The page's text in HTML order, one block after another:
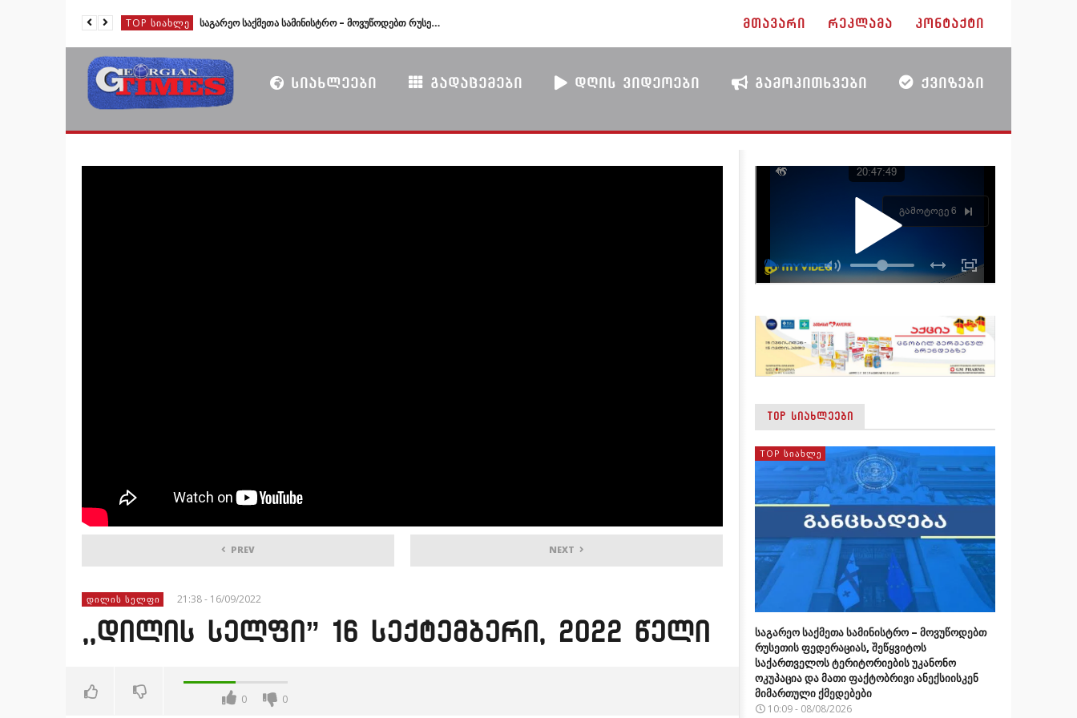
TOP ᲡᲘᲐᲮᲚᲔ საგარეო საქმეთა სამინისტრო – მოვუწოდებთ რუსეთის ფედერაციას, შეწყვიტოს საქართველოს ტერიტორიების უკანონო ოკუპაცია და მათი ფაქტობრივი ანექსიისკენ მიმართული ქმედებები ᲛᲗᲐᲕᲐᲠᲘ ᲠᲔᲙᲚᲐᲛᲐ ᲙᲝᲜᲢᲐᲥᲢᲘ
ᲡᲘᲐᲮᲚᲔᲔᲑᲘ ᲒᲐᲓᲐᲪᲔᲛᲔᲑᲘ ᲓᲦᲘᲡ ᲕᲘᲓᲔᲝᲔᲑᲘ ᲒᲐᲛᲝᲙᲘᲗᲮᲕᲔᲑᲘ ᲥᲕᲘᲖᲔᲑᲘ
PREV NEXT
ᲓᲘᲚᲘᲡ ᲡᲔᲚᲤᲘ 21:38 - 16/09/2022
,,დილის სელფი” 16 სექტემბერი, 2022 წელი
0 0
TOP ᲡᲘᲐᲮᲚᲔᲔᲑᲘ
TOP ᲡᲘᲐᲮᲚᲔ
საგარეო საქმეთა სამინისტრო – მოვუწოდებთ
რუსეთის ფედერაციას, შეწყვიტოს
საქართველოს ტერიტორიების უკანონო
ოკუპაცია და მათი ფაქტობრივი ანექსიისკენ
მიმართული ქმედებები
10:09 - 08/08/2026